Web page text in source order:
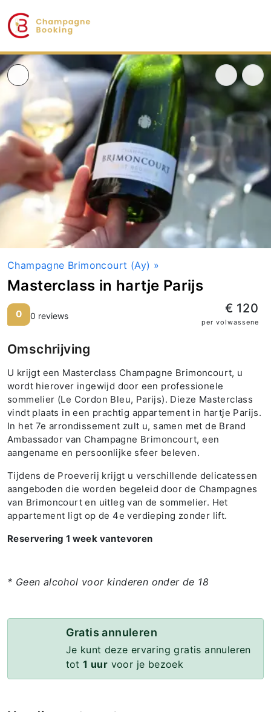
Champagne Brimoncourt (Ay) »
Masterclass in hartje Parijs
0 0 reviews € 120
per volwassene
Omschrijving
U krijgt een Masterclass Champagne Brimoncourt, u
wordt hierover ingewijd door een professionele
sommelier (Le Cordon Bleu, Parijs). Dieze Masterclass
vindt plaats in een prachtig appartement in hartje Parijs.
In het 7e arrondissement zult u, samen met de Brand
Ambassador van Champagne Brimoncourt, een
aangename en persoonlijke sfeer beleven.
Tijdens de Proeverij krijgt u verschillende delicatessen
aangeboden die worden begeleid door de Champagnes
van Brimoncourt en uitleg van de sommelier. Het
appartement ligt op de 4e verdieping zonder lift.
Reservering 1 week vantevoren
* Geen alcohol voor kinderen onder de 18
Gratis annuleren
Je kunt deze ervaring gratis annuleren
tot1 uur voor je bezoek